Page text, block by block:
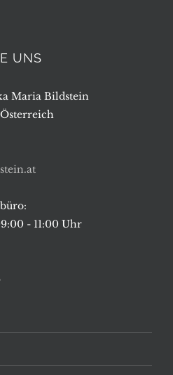
UNS
Maria Bildstein
- 11:00 Uhr